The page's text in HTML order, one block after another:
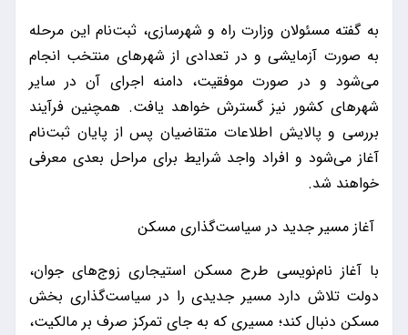
به گفته مسئولان وزارت راه و شهرسازی، ثبت‌نام این مرحله
به صورت آزمایشی و در تعدادی از شهرهای منتخب انجام
می‌شود و در صورت موفقیت، دامنه اجرای آن در سایر
شهرهای کشور نیز گسترش خواهد یافت. همچنین فرآیند
بررسی و پالایش اطلاعات متقاضیان پس از پایان ثبت‌نام
آغاز می‌شود و افراد واجد شرایط برای مراحل بعدی معرفی
خواهند شد.
آغاز مسیر جدید در سیاست‌گذاری مسکن
با آغاز نام‌نویسی طرح مسکن استیجاری زوج‌های جوان،
دولت تلاش دارد مسیر جدیدی را در سیاست‌گذاری بخش
مسکن دنبال کند؛ مسیری که به جای تمرکز صرف بر مالکیت،